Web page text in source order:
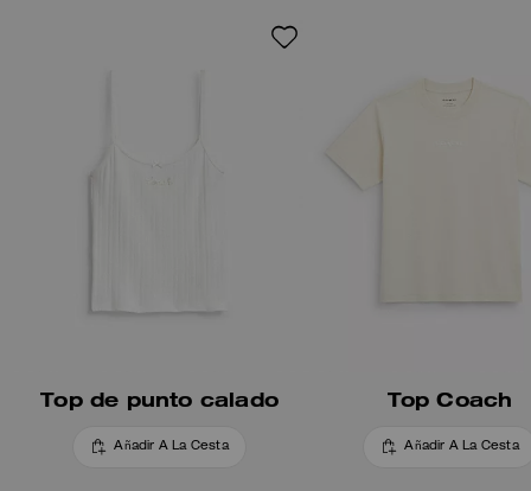
Top de punto calado
Añadir A La Cesta
Top Coach
Añadir A La Cesta